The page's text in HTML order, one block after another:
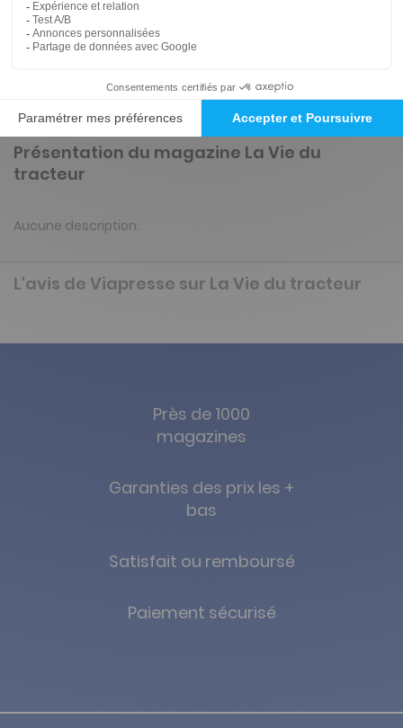
43€35 Tarif Kiosque :
Présentation du magazine La Vie du
tracteur
Aucune description.
L'avis de Viapresse sur La Vie du tracteur
Près de 1000
magazines
Garanties des prix les +
bas
Satisfait ou remboursé
Paiement sécurisé